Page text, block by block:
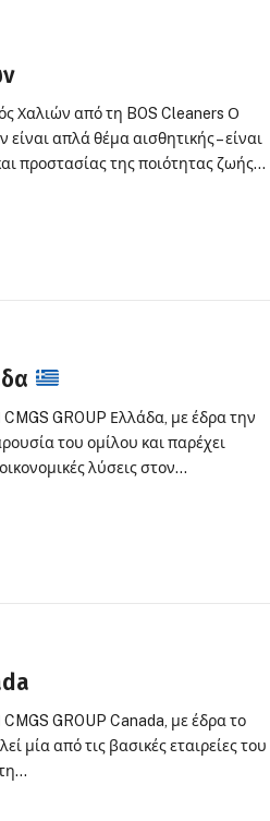
Χαλιών από τη BOS Cleaners Ο
απλά θέμα αισθητικής – είναι
προστασίας της ποιότητας ζωής…
CMGS GROUP Ελλάδα, με έδρα την
του ομίλου και παρέχει
λύσεις στον…
CMGS GROUP Canada, με έδρα το
μία από τις βασικές εταιρείες του